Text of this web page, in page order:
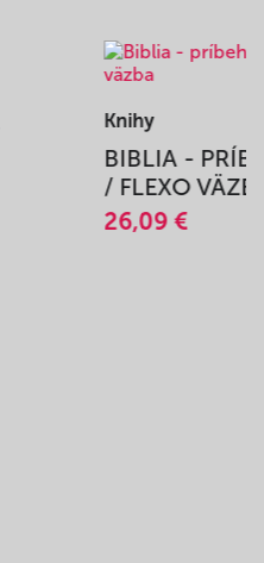
Knihy
BIBLIA -
/ FLEXO
26,09 €